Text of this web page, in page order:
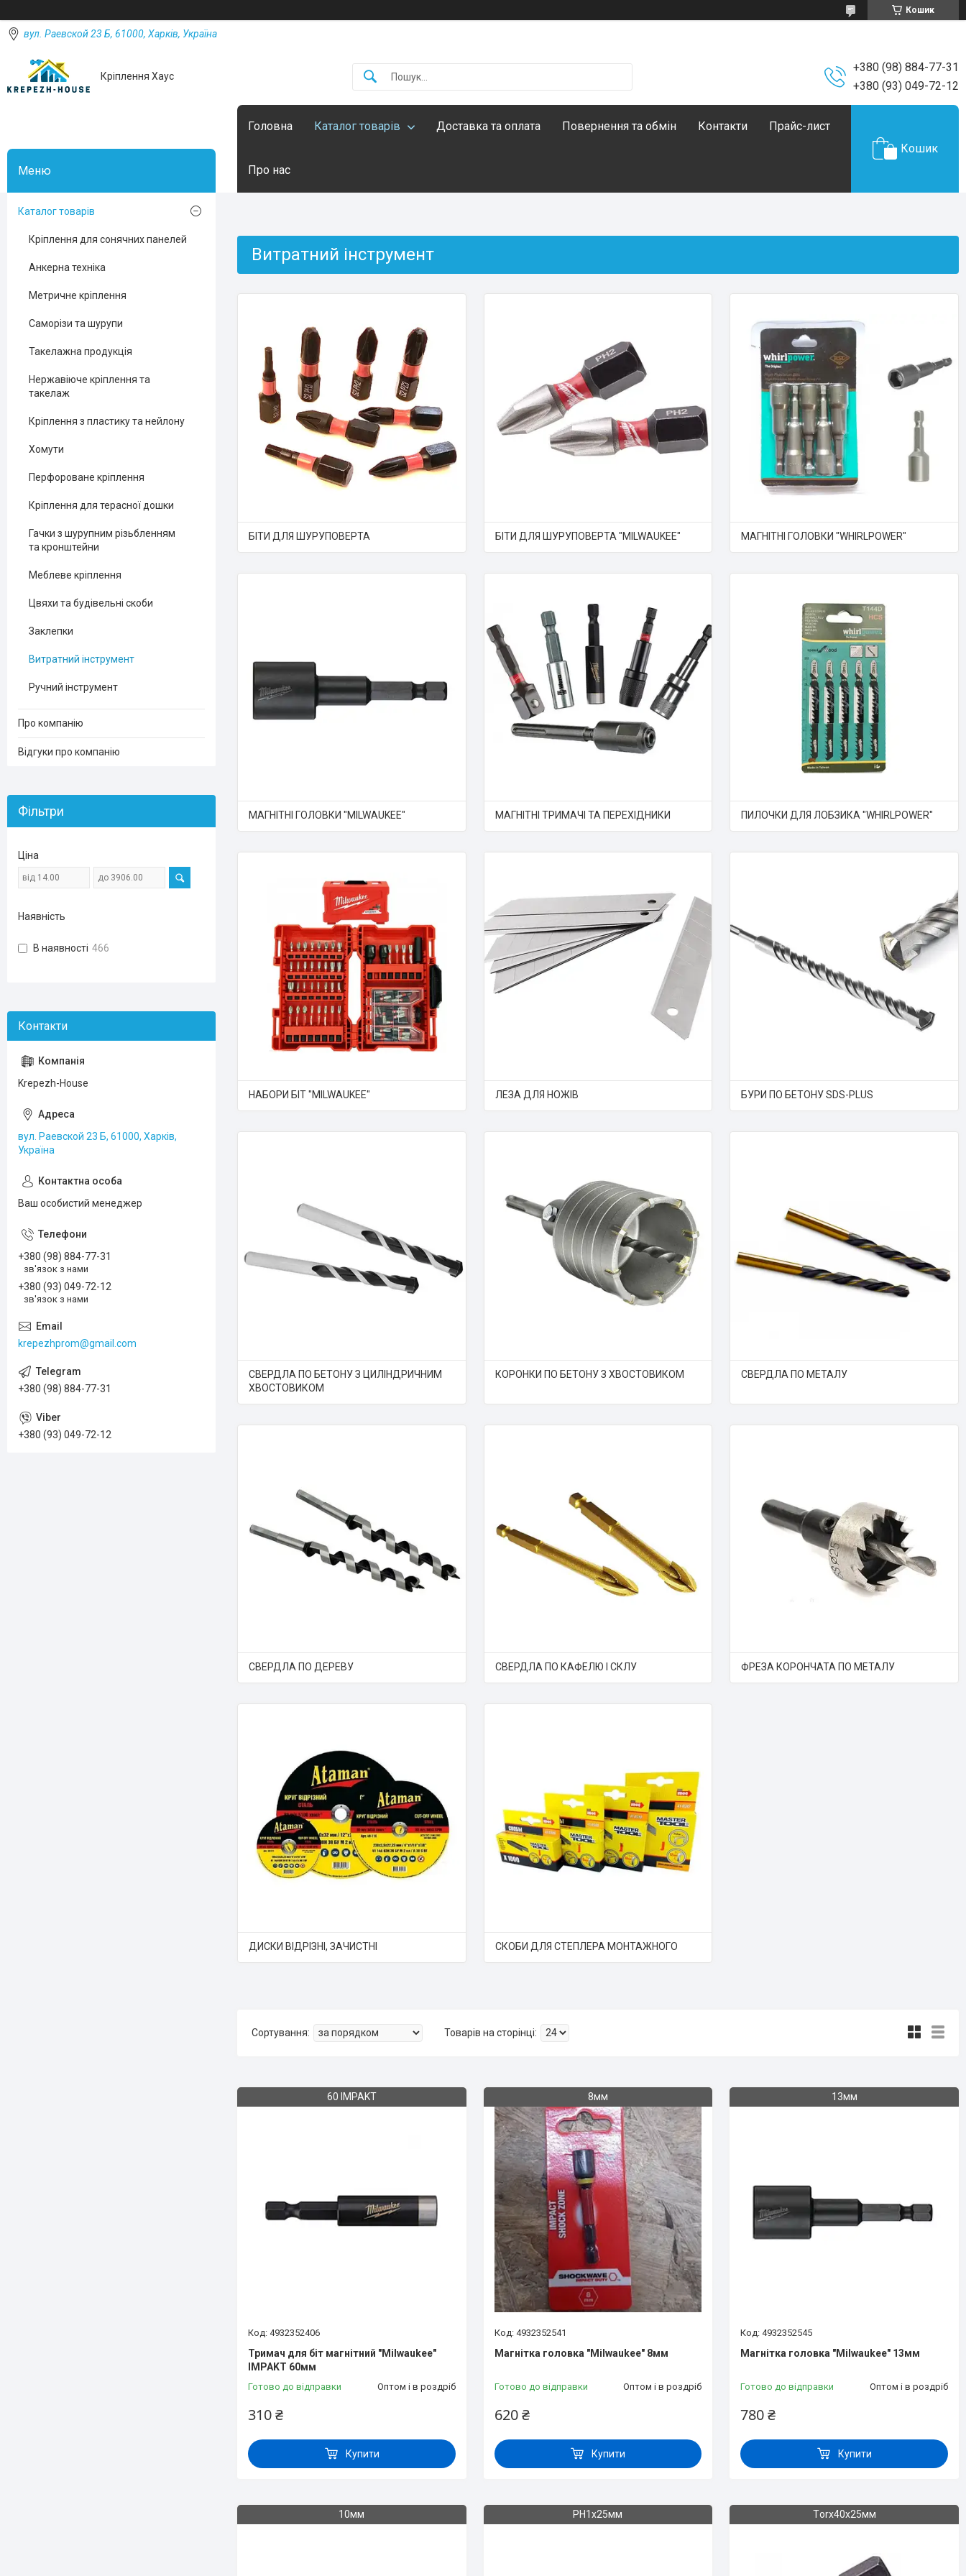
Кошик
вул. Раевской 23 Б, 61000, Харків, Україна
Кріплення Хаус
+380 (98) 884-77-31
+380 (93) 049-72-12
Головна Каталог товарів Доставка та оплата Повернення та обмін Контакти Прайс-лист
Про нас
Кошик
Витратний інструмент
БІТИ ДЛЯ ШУРУПОВЕРТА БІТИ ДЛЯ ШУРУПОВЕРТА "MILWAUKEE" МАГНІТНІ ГОЛОВКИ "WHIRLPOWER"
МАГНІТНІ ГОЛОВКИ "MILWAUKEE" МАГНІТНІ ТРИМАЧІ ТА ПЕРЕХІДНИКИ ПИЛОЧКИ ДЛЯ ЛОБЗИКА "WHIRLPOWER"
НАБОРИ БІТ "MILWAUKEE" ЛЕЗА ДЛЯ НОЖІВ БУРИ ПО БЕТОНУ SDS-PLUS
СВЕРДЛА ПО БЕТОНУ З ЦИЛІНДРИЧНИМ
ХВОСТОВИКОМ
КОРОНКИ ПО БЕТОНУ З ХВОСТОВИКОМ СВЕРДЛА ПО МЕТАЛУ
СВЕРДЛА ПО ДЕРЕВУ СВЕРДЛА ПО КАФЕЛЮ І СКЛУ ФРЕЗА КОРОНЧАТА ПО МЕТАЛУ
ДИСКИ ВІДРІЗНІ, ЗАЧИСТНІ СКОБИ ДЛЯ СТЕПЛЕРА МОНТАЖНОГО
60 IMPAKT
4932352406
Тримач для біт магнітний "Milwaukee"
IMPAKT 60мм
Готово до відправки Оптом і в роздріб
310 ₴
Купити
8мм
4932352541
Магнітка головка "Milwaukee" 8мм
Готово до відправки Оптом і в роздріб
620 ₴
Купити
13мм
4932352545
Магнітка головка "Milwaukee" 13мм
Готово до відправки Оптом і в роздріб
780 ₴
Купити
10мм РН1х25мм Тorx40х25мм
Каталог товарів
Кріплення для сонячних панелей
Анкерна техніка
Метричне кріплення
Саморізи та шурупи
Такелажна продукція
Нержавіюче кріплення та
такелаж
Кріплення з пластику та нейлону
Хомути
Перфороване кріплення
Кріплення для терасної дошки
Гачки з шурупним різьбленням
та кронштейни
Меблеве кріплення
Цвяхи та будівельні скоби
Заклепки
Витратний інструмент
Ручний інструмент
Про компанію
Відгуки про компанію
Фільтри
Ціна
Наявність
В наявності 466
Krepezh-House
вул. Раевской 23 Б, 61000, Харків,
Україна
Ваш особистий менеджер
+380 (98) 884-77-31
зв'язок з нами
+380 (93) 049-72-12
зв'язок з нами
krepezhprom@gmail.com
+380 (98) 884-77-31
+380 (93) 049-72-12